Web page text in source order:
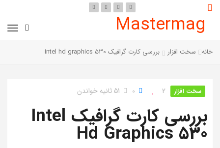
Mastermag
خانه سخت افزار بررسی کارت گرافیک intel hd graphics 530
سخت افزار 2
0 51 ثانیه خواندن
بررسی کارت گرافیک Intel
Hd Graphics 530